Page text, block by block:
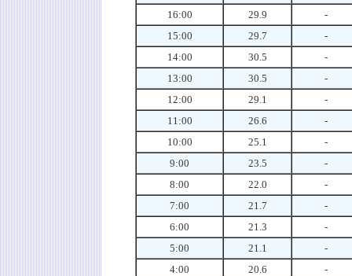
16:00
29.9
-
15:00
29.7
-
14:00
30.5
-
13:00
30.5
-
12:00
29.1
-
11:00
26.6
-
10:00
25.1
-
9:00
23.5
-
8:00
22.0
-
7:00
21.7
-
6:00
21.3
-
5:00
21.1
-
4:00
20.6
-